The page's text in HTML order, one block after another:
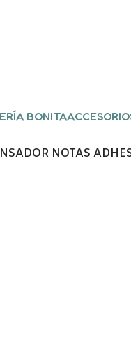
BONITA
NOTAS